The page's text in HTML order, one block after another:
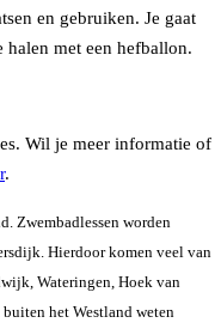
en gebruiken. Je gaat
halen met een hefballon.
Wil je meer informatie of
.
Zwembadlessen worden
Hierdoor komen veel van
Wateringen, Hoek van
het Westland weten